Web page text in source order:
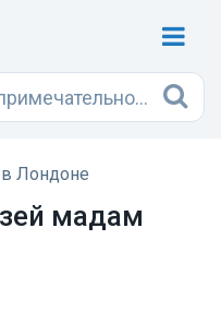
Лондоне
мадам